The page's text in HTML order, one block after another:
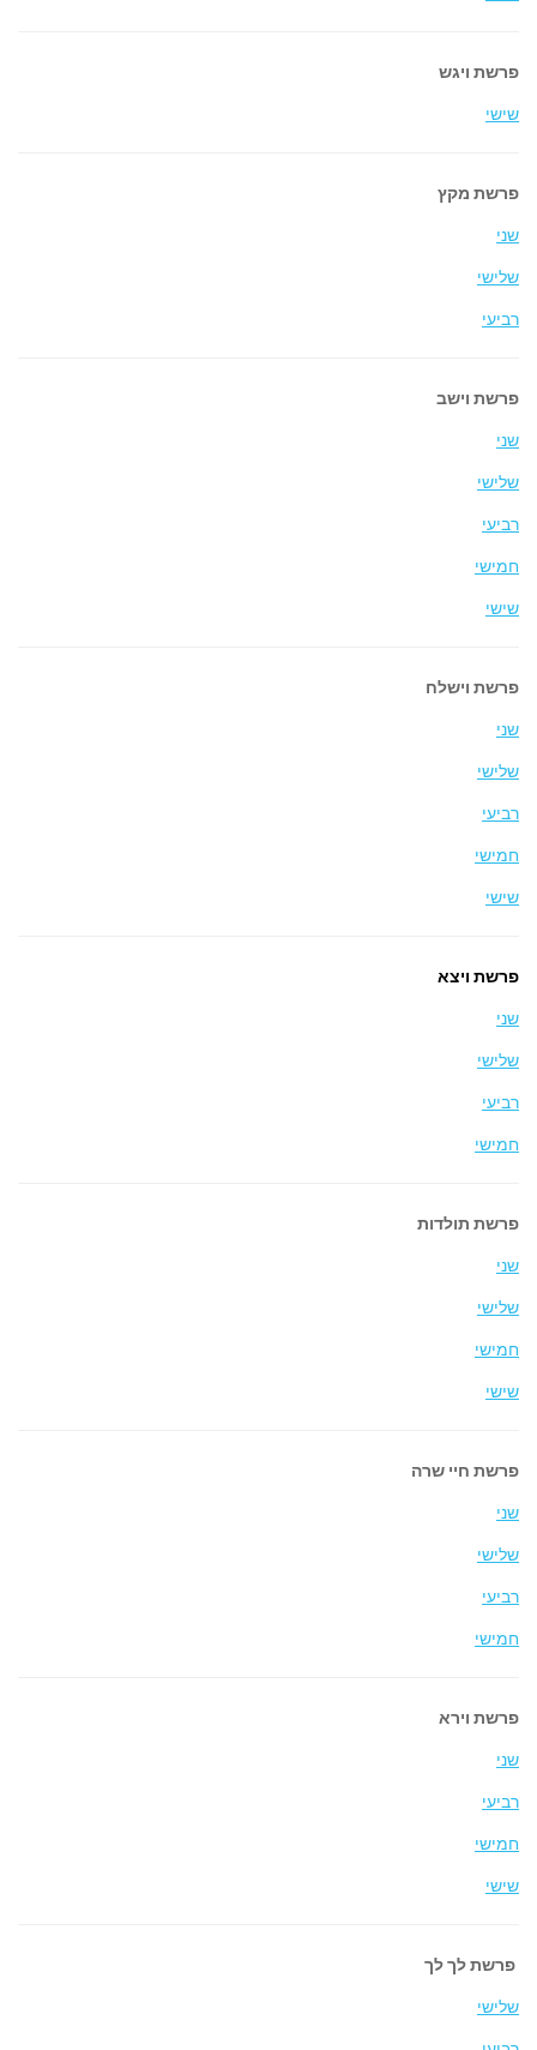
פרשת ויגש
שישי
פרשת מקץ
שני
שלישי
רביעי
פרשת וישב
שני
שלישי
רביעי
חמישי
שישי
פרשת וישלח
שני
שלישי
רביעי
חמישי
שישי
פרשת ויצא
שני
שלישי
רביעי
חמישי
פרשת תולדות
שני
שלישי
חמישי
שישי
פרשת חיי שרה
שני
שלישי
רביעי
חמישי
פרשת וירא
שני
רביעי
חמישי
שישי
פרשת לך לך
שלישי